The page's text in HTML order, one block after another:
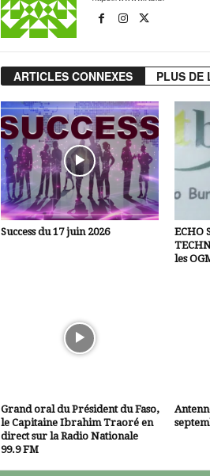
ARTICLES CONNEXES PLUS DE
Success du 17 juin 2026
ECHO
les
Grand oral du Président du Faso,
le Capitaine Ibrahim Traoré en
direct sur la Radio Nationale
99.9 FM